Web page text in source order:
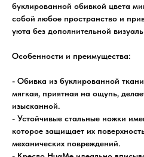
буклированной обивкой цвета
собой любое пространство и
уюта без дополнительной
Особенности и преимущества:
- Обивка из буклированной
мягкая, приятная на ощупь,
изысканной.
- Устойчивые стальные ножки
которое защищает их
механических повреждений.